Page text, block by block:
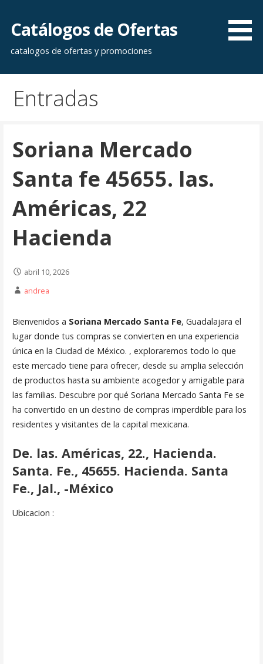
contenido
Catálogos de Ofertas
catalogos de ofertas y promociones
Entradas
Soriana Mercado
Santa fe 45655. las.
Américas, 22
Hacienda
abril 10, 2026
andrea
Bienvenidos a Soriana Mercado Santa Fe, Guadalajara el
lugar donde tus compras se convierten en una experiencia
única en la Ciudad de México. , exploraremos todo lo que
este mercado tiene para ofrecer, desde su amplia selección
de productos hasta su ambiente acogedor y amigable para
las familias. Descubre por qué Soriana Mercado Santa Fe se
ha convertido en un destino de compras imperdible para los
residentes y visitantes de la capital mexicana.
De. las. Américas, 22., Hacienda.
Santa. Fe., 45655. Hacienda. Santa
Fe., Jal., -México
Ubicacion :